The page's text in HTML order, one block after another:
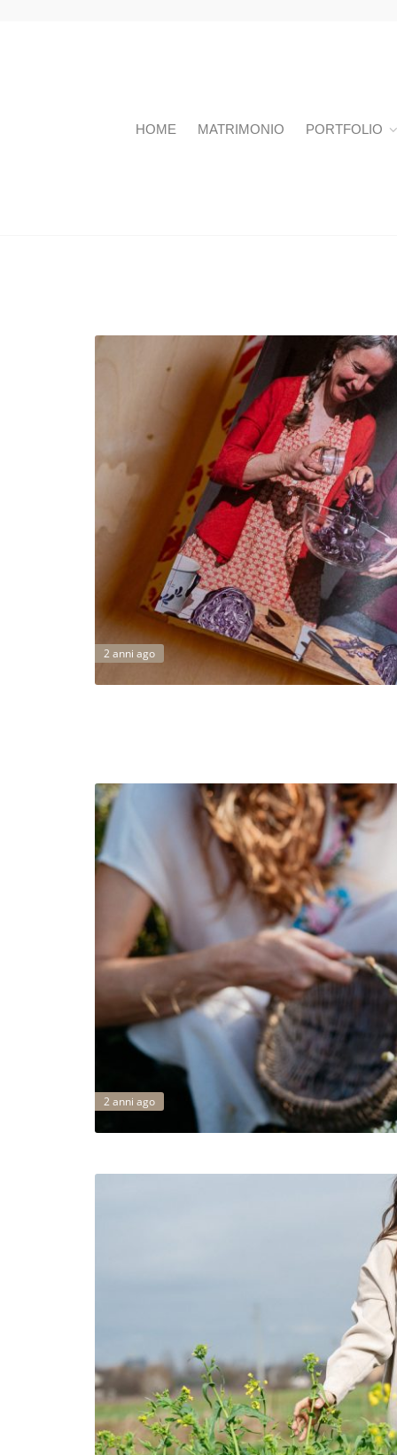
HOME MATRIMONIO PORTFOLIO
2 anni ago
2 anni ago